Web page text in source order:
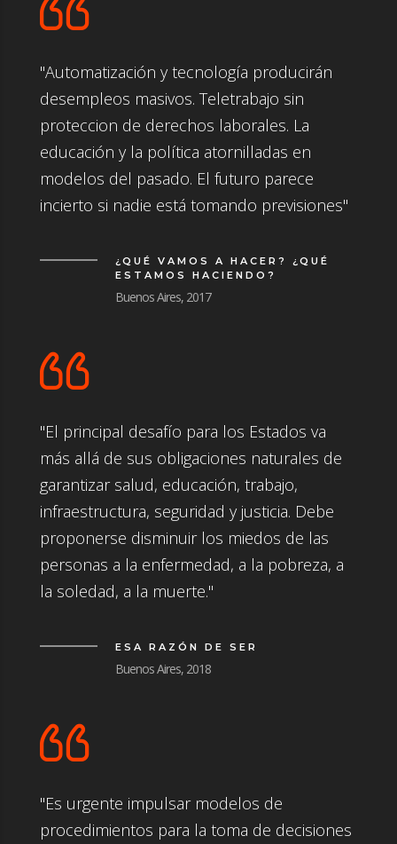
"Automatización y tecnología producirán
desempleos masivos. Teletrabajo sin
proteccion de derechos laborales. La
educación y la política atornilladas en
modelos del pasado. El futuro parece
incierto si nadie está tomando previsiones"
¿QUÉ VAMOS A HACER? ¿QUÉ
ESTAMOS HACIENDO?
Buenos Aires, 2017
"El principal desafío para los Estados va
más allá de sus obligaciones naturales de
garantizar salud, educación, trabajo,
infraestructura, seguridad y justicia. Debe
proponerse disminuir los miedos de las
personas a la enfermedad, a la pobreza, a
la soledad, a la muerte."
ESA RAZÓN DE SER
Buenos Aires, 2018
"Es urgente impulsar modelos de
procedimientos para la toma de decisiones